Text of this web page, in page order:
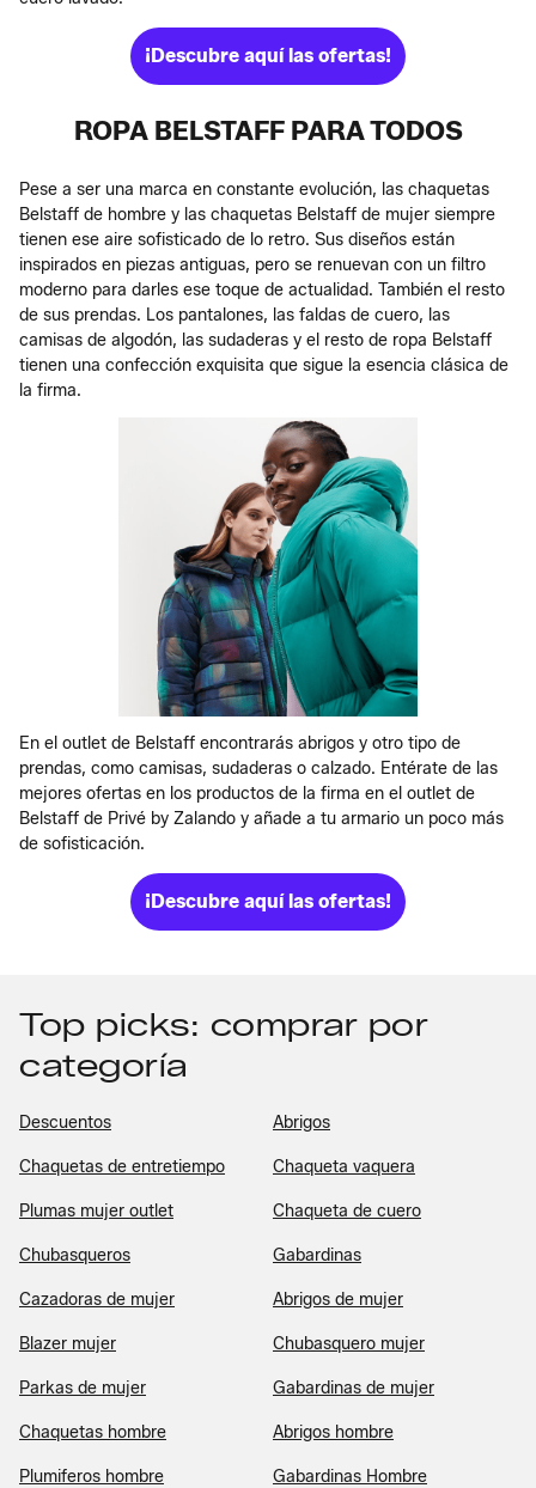
¡Descubre aquí las ofertas!
ROPA BELSTAFF PARA TODOS
Pese a ser una marca en constante evolución, las chaquetas
Belstaff de hombre y las chaquetas Belstaff de mujer siempre
tienen ese aire sofisticado de lo retro. Sus diseños están
inspirados en piezas antiguas, pero se renuevan con un filtro
moderno para darles ese toque de actualidad. También el resto
de sus prendas. Los pantalones, las faldas de cuero, las
camisas de algodón, las sudaderas y el resto de ropa Belstaff
tienen una confección exquisita que sigue la esencia clásica de
la firma.
En el outlet de Belstaff encontrarás abrigos y otro tipo de
prendas, como camisas, sudaderas o calzado. Entérate de las
mejores ofertas en los productos de la firma en el outlet de
Belstaff de Privé by Zalando y añade a tu armario un poco más
de sofisticación.
¡Descubre aquí las ofertas!
Top picks: comprar por
categoría
Descuentos Abrigos
Chaquetas de entretiempo Chaqueta vaquera
Plumas mujer outlet Chaqueta de cuero
Chubasqueros Gabardinas
Cazadoras de mujer Abrigos de mujer
Blazer mujer Chubasquero mujer
Parkas de mujer Gabardinas de mujer
Chaquetas hombre Abrigos hombre
Plumiferos hombre Gabardinas Hombre